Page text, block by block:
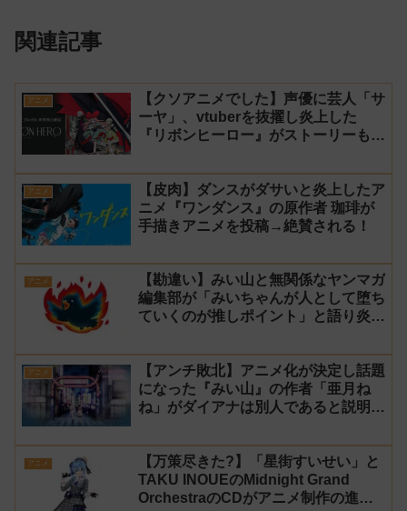
関連記事
アニメ
【クソアニメでした】声優に芸人「サ
ーヤ」、vtuberを抜擢し炎上した
『リボンヒーロー』がストーリーもつ
ト 演技】
アニメ
【皮肉】ダンスがダサいと炎上したア
ニメ『ワンダンス』の原作者 珈琲が
手描きアニメを投稿→絶賛される！
アニメ
【勘違い】みい山と無関係なヤンマガ
編集部が「みいちゃんが人として堕ち
ていくのが推しポイント」と語り炎上
ス】
アニメ
【アンチ敗北】アニメ化が決定し話題
になった『みい山』の作者「亜月ね
ね」がダイアナは別人であると説明し
アニメ
【万策尽きた?】「星街すいせい」と
TAKU INOUEのMidnight Grand
OrchestraのCDがアニメ制作の進行